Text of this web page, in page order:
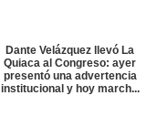
Dante Velázquez llevó La
Quiaca al Congreso: ayer
presentó una advertencia
institucional y hoy march...